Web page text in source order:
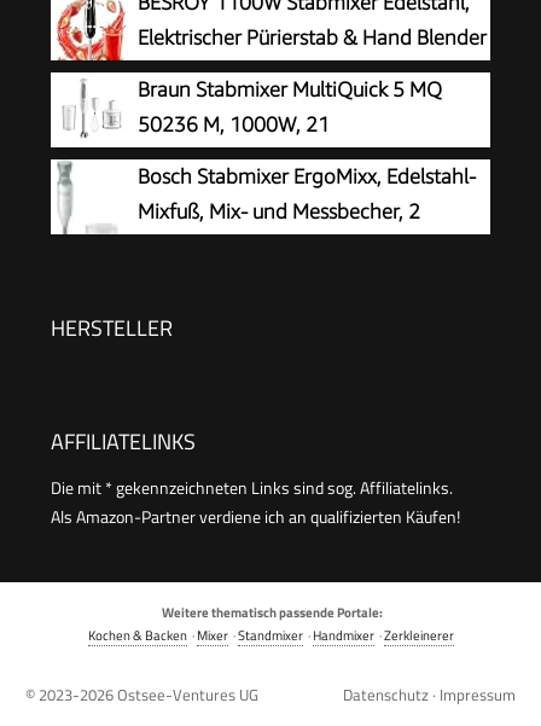
Babynahrung, Salaten, Suppen und Gemüs
(Black)
Elektrischer Pürierstab & Hand Blender
mit 2 Geschwindigkeitsstufen + Turbo,
Kupfermotor, Spülmaschinenfest, Food
Processor für Babynahrung, Smoothies &
Suppen
Braun Stabmixer MultiQuick 5 MQ
50236 M, 1000W, 21
Geschwindigkeitsstufen+Turbo,
Edelstahl Pürierfuß, Easy Click System,
SplashControl, Inkl. 500ml Zerkleinerer,
Bosch Stabmixer ErgoMixx, Edelstahl-
Mixfuß, Mix- und Messbecher, 2
Reinigung, 600 W, weiß/grau, MSM66110
HERSTELLER
AFFILIATELINKS
Die mit * gekennzeichneten Links sind sog. Affiliatelinks.
Als Amazon-Partner verdiene ich an qualifizierten Käufen!
Weitere thematisch passende Portale:
Kochen & Backen·Mixer·Standmixer·Handmixer·Zerkleinerer
© 2023-2026Ostsee-Ventures UG Datenschutz · Impressum